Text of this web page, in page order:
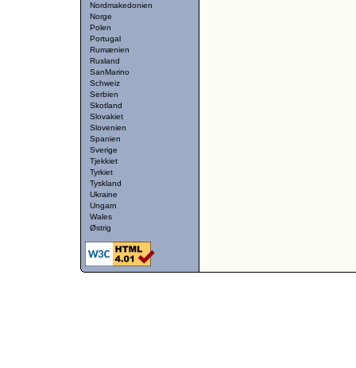
Nordmakedonien
Norge
Polen
Portugal
Rumænien
Rusland
SanMarino
Schweiz
Serbien
Skotland
Slovakiet
Slovenien
Spanien
Sverige
Tjekkiet
Tyrkiet
Tyskland
Ukraine
Ungarn
Wales
Østrig